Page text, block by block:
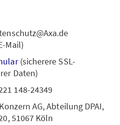
Mail)
(sicherere SSL-
Daten)
148-24349
AG, Abteilung DPAI,
51067 Köln